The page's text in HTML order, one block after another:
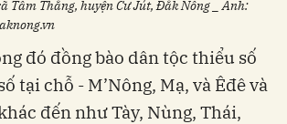
Tâm Thắng, huyện Cư Jút, Đắk Nông _ Ảnh:
đó đồng bào dân tộc thiểu số
tại chỗ - M’Nông, Mạ, và Êđê và
đến như Tày, Nùng, Thái,